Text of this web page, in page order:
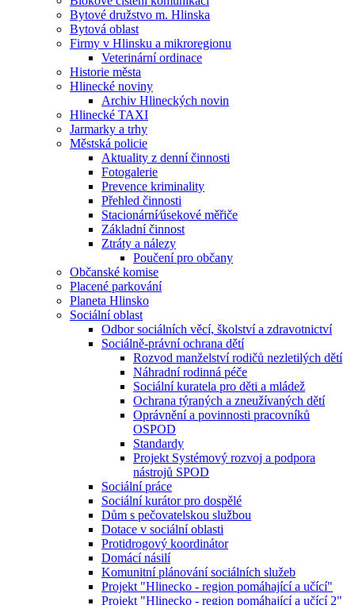
Bytové družstvo m. Hlinska
Bytová oblast
Firmy v Hlinsku a mikroregionu
Veterinární ordinace
Historie města
Hlinecké noviny
Archiv Hlineckých novin
Hlinecké TAXI
Jarmarky a trhy
Městská policie
Aktuality z denní činnosti
Fotogalerie
Prevence kriminality
Přehled činnosti
Stacionární⁄úsekové měřiče
Základní činnost
Ztráty a nálezy
Poučení pro občany
Občanské komise
Placené parkování
Planeta Hlinsko
Sociální oblast
Odbor sociálních věcí, školství a zdravotnictví
Sociálně-právní ochrana dětí
Rozvod manželství rodičů nezletilých dětí
Náhradní rodinná péče
Sociální kuratela pro děti a mládež
Ochrana týraných a zneužívaných dětí
Oprávnění a povinnosti pracovníků
OSPOD
Standardy
Projekt Systémový rozvoj a podpora
nástrojů SPOD
Sociální práce
Sociální kurátor pro dospělé
Dům s pečovatelskou službou
Dotace v sociální oblasti
Protidrogový koordinátor
Domácí násilí
Komunitní plánování sociálních služeb
Projekt "Hlinecko - region pomáhající a učící"
Projekt "Hlinecko - region pomáhající a učící 2"